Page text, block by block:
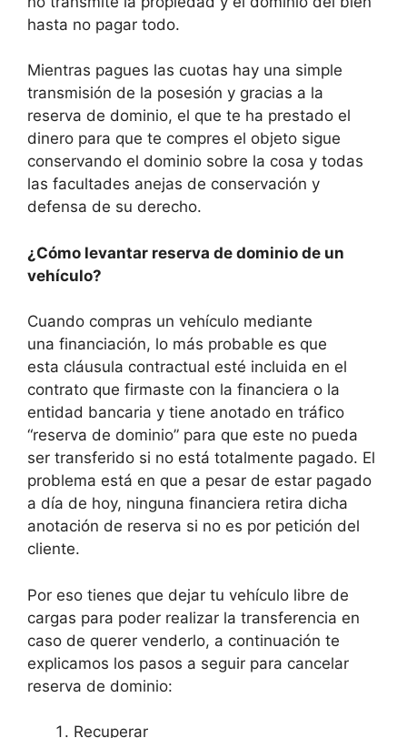
hasta no pagar todo.
Mientras pagues las cuotas hay una simple
transmisión de la posesión y gracias a la
reserva de dominio, el que te ha prestado el
dinero para que te compres el objeto sigue
conservando el dominio sobre la cosa y todas
las facultades anejas de conservación y
defensa de su derecho.
¿Cómo levantar reserva de dominio de un
vehículo?
Cuando compras un vehículo mediante
una financiación, lo más probable es que
esta cláusula contractual esté incluida en el
contrato que firmaste con la financiera o la
entidad bancaria y tiene anotado en tráfico
“reserva de dominio” para que este no pueda
ser transferido si no está totalmente pagado. El
problema está en que a pesar de estar pagado
a día de hoy, ninguna financiera retira dicha
anotación de reserva si no es por petición del
cliente.
Por eso tienes que dejar tu vehículo libre de
cargas para poder realizar la transferencia en
caso de querer venderlo, a continuación te
explicamos los pasos a seguir para cancelar
reserva de dominio:
Recuperar